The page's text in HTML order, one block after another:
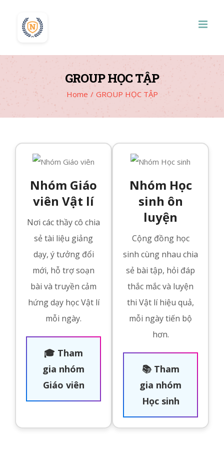
GROUP HỌC TẬP
Home / GROUP HỌC TẬP
Nhóm Giáo
viên Vật lí
Nơi các thầy cô chia
sẻ tài liệu giảng
dạy, ý tưởng đổi
mới, hỗ trợ soạn
bài và truyền cảm
hứng dạy học Vật lí
mỗi ngày.
🎓 Tham
gia nhóm
Giáo viên
Nhóm Học
sinh ôn
luyện
Cộng đồng học
sinh cùng nhau chia
sẻ bài tập, hỏi đáp
thắc mắc và luyện
thi Vật lí hiệu quả,
mỗi ngày tiến bộ
hơn.
📚 Tham
gia nhóm
Học sinh